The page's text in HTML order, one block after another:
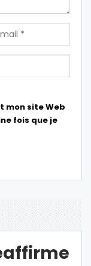
mon site Web
fois que je